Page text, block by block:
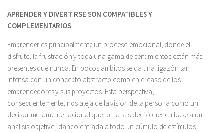
APRENDER Y DIVERTIRSE SON COMPATIBLES Y
COMPLEMENTARIOS
Emprender es principalmente un proceso emocional, donde el
disfrute, la frustración y toda una gama de sentimientos están más
presentes que nunca. En pocos ámbitos se da una ligazón tan
intensa con un concepto abstracto como en el caso de los
emprendedores y sus proyectos. Esta perspectiva,
consecuentemente, nos aleja de la visión de la persona como un
decisor meramente racional que toma sus decisiones en base a un
análisis objetivo, dando entrada a todo un cúmulo de estímulos,